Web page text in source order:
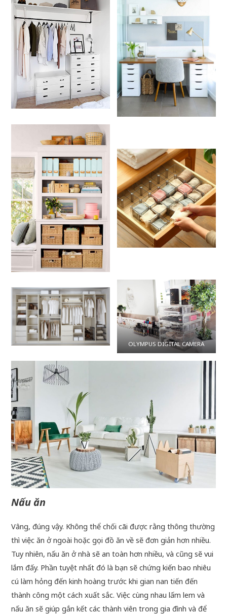
OLYMPUS DIGITAL CAMERA
Nấu ăn
Vâng, đúng vậy. Không thể chối cãi được rằng thông thường
thì việc ăn ở ngoài hoặc gọi đồ ăn về sẽ đơn giản hơn nhiều.
Tuy nhiên, nấu ăn ở nhà sẽ an toàn hơn nhiều, và cũng sẽ vui
lắm đấy. Phần tuyệt nhất đó là bạn sẽ chứng kiến bao nhiêu
cú làm hỏng đến kinh hoàng trước khi gian nan tiến đến
thành công một cách xuất sắc. Việc cùng nhau lấm lem và
nấu ăn sẽ giúp gắn kết các thành viên trong gia đình và để